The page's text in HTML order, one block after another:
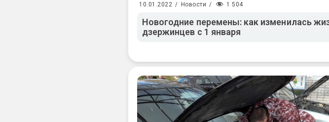
10.01.2022 / Новости / 1 504
Новогодние перемены: как изменилась
дзержинцев с 1 января